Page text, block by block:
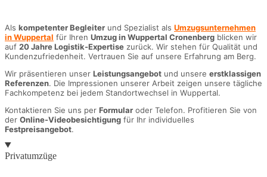
Als kompetenter Begleiter und Spezialist als Umzugsunternehmen
in Wuppertal für Ihren Umzug in Wuppertal Cronenberg blicken wir
auf 20 Jahre Logistik-Expertise zurück. Wir stehen für Qualität und
Kundenzufriedenheit. Vertrauen Sie auf unsere Erfahrung am Berg.
Wir präsentieren unser Leistungsangebot und unsere erstklassigen
Referenzen. Die Impressionen unserer Arbeit zeigen unsere tägliche
Fachkompetenz bei jedem Standortwechsel in Wuppertal.
Kontaktieren Sie uns per Formular oder Telefon. Profitieren Sie von
der Online-Videobesichtigung für Ihr individuelles
Festpreisangebot.
Privatumzüge